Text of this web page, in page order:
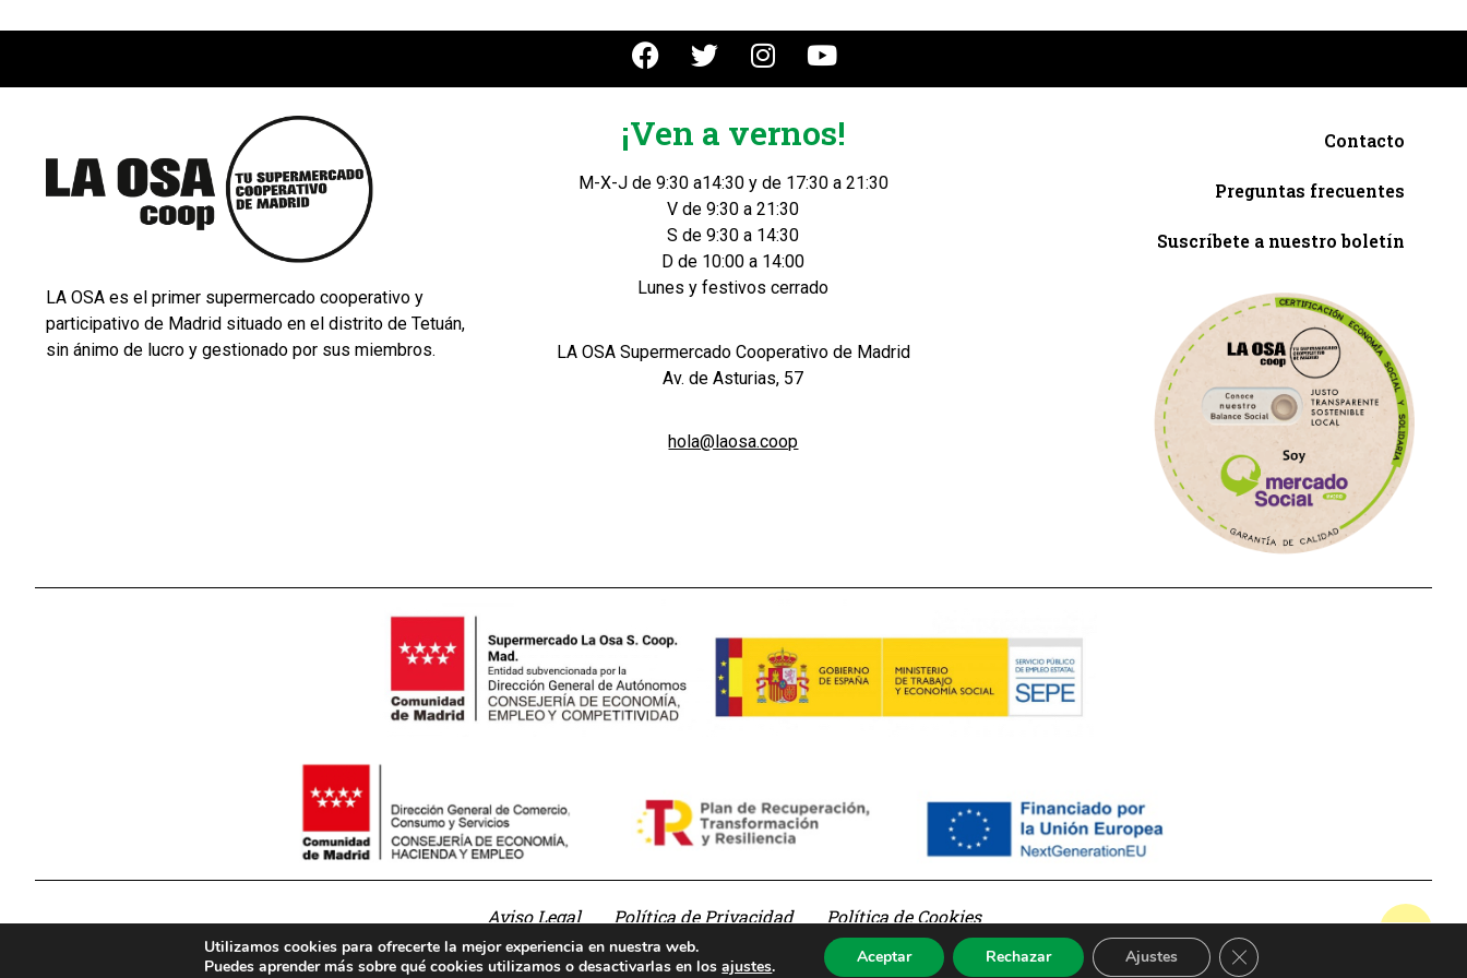
LA OSA es el primer supermercado cooperativo y
participativo de Madrid situado en el distrito de Tetuán,
sin ánimo de lucro y gestionado por sus miembros.
¡Ven a vernos!
M-X-J de 9:30 a14:30 y de 17:30 a 21:30
V de 9:30 a 21:30
S de 9:30 a 14:30
D de 10:00 a 14:00
Lunes y festivos cerrado
LA OSA Supermercado Cooperativo de Madrid
Av. de Asturias, 57
hola@laosa.coop
Contacto
Preguntas frecuentes
Suscríbete a nuestro boletín
Aviso Legal Política de Privacidad Política de Cookies
Desarrollado por
Utilizamos cookies para ofrecerte la mejor experiencia en nuestra web.
Puedes aprender más sobre qué cookies utilizamos o desactivarlas en losajustes. Aceptar Rechazar Ajustes Cerrar el banner de cookies